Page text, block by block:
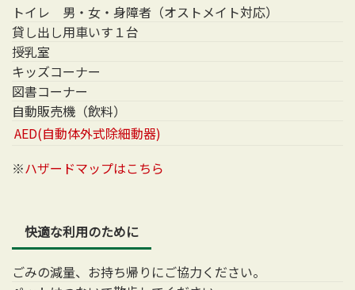
トイレ 男・女・身障者（オストメイト対応）
貸し出し用車いす１台
授乳室
キッズコーナー
図書コーナー
自動販売機（飲料）
AED(自動体外式除細動器)
※ハザードマップはこちら
快適な利用のために
ごみの減量、お持ち帰りにご協力ください。